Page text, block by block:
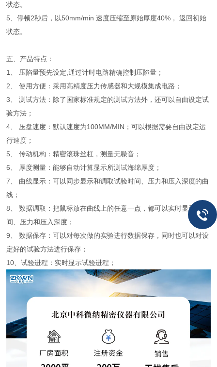
状态。
5、停顿2秒后，以50mm/min 速度压缩至原始厚度40%， 返回初始
状态。
五、产品特点：
1、 压陷量预先设定,通过计时电路精确控制压陷量；
2、 使用方便：采用高精度压力传感器和大规模集成电路；
3、 测试方法：除了国家标准规定的测试方法外，还可以自由设定试
验方法；
4、 压盘速度：默认速度为100MM/MIN；可以根据需要自由设定运
行速度；
5、 传动机构：精密滚珠丝杠，测量无噪音；
6、 厚度测量：能够自动计算显示所测试海绵厚度；
7、 曲线显示：可以同步显示和调取试验时间、压力和压入深度的曲
线；
8、 数据调取：把鼠标放在曲线上的任意一点，都可以实时显示时
间、压力和压入深度；
9、 数据保存：可以对每次做的实验进行数据保存，同时也可以对设
定好的试验方法进行保存；
10、试验进程：实时显示试验进程；